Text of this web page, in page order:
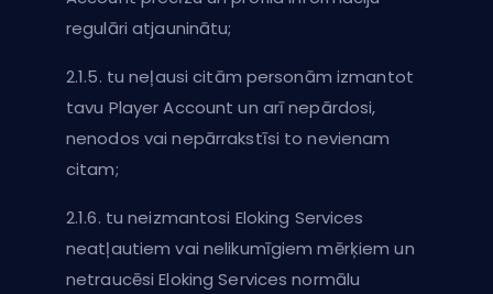
regulāri atjauninātu;
2.1.5. tu neļausi citām personām izmantot
tavu Player Account un arī nepārdosi,
nenodos vai nepārrakstīsi to nevienam
citam;
2.1.6. tu neizmantosi Eloking Services
neatļautiem vai nelikumīgiem mērķiem un
netraucēsi Eloking Services normālu